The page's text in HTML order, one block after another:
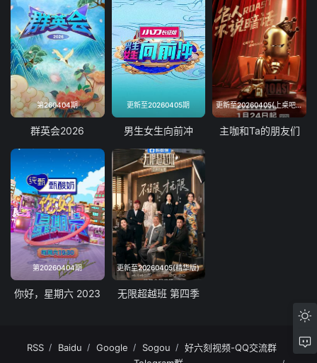
第260404期
群英会2026
更新至20260405期
男生女生向前冲
更新至20260405(上桌吧！主咖第10期)
主咖和Ta的朋友们
第20260404期
你好，星期六 2023
更新至20260405(精华版)
无限超越班 第四季
RSS Baidu Google Sogou
好六刻视频-QQ交流群